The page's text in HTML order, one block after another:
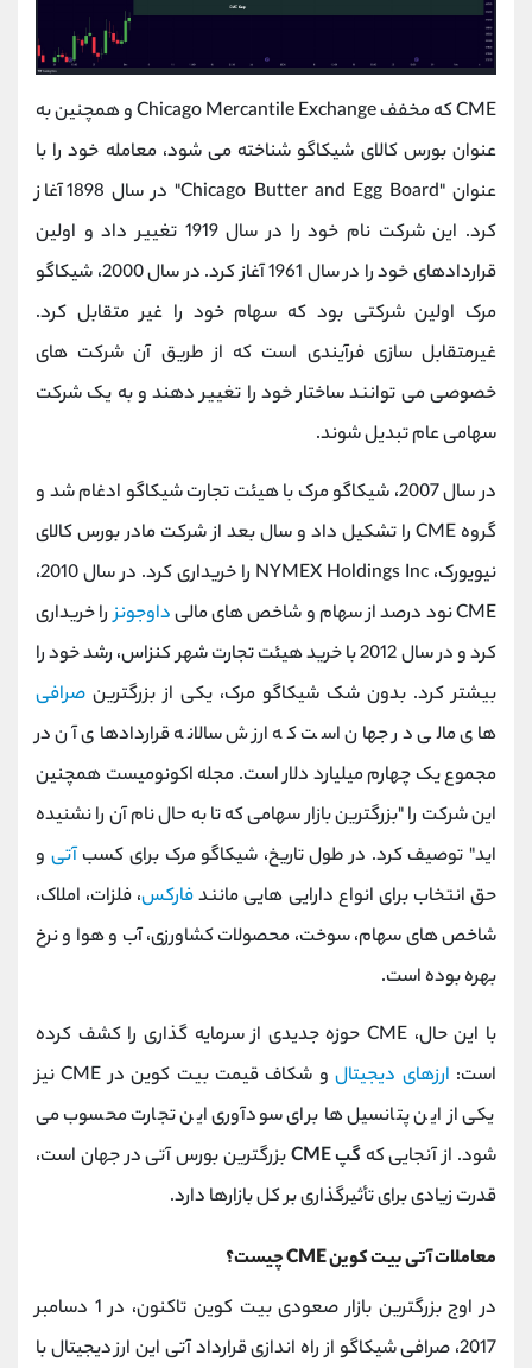
CME که مخفف Chicago Mercantile Exchange و همچنین به
عنوان بورس کالای شیکاگو شناخته می شود، معامله خود را با
عنوان "Chicago Butter and Egg Board" در سال 1898 آغاز
کرد. این شرکت نام خود را در سال 1919 تغییر داد و اولین
قراردادهای خود را در سال 1961 آغاز کرد. در سال 2000، شیکاگو
مرک اولین شرکتی بود که سهام خود را غیر متقابل کرد.
غیرمتقابل سازی فرآیندی است که از طریق آن شرکت های
خصوصی می توانند ساختار خود را تغییر دهند و به یک شرکت
سهامی عام تبدیل شوند.
در سال 2007، شیکاگو مرک با هیئت تجارت شیکاگو ادغام شد و
گروه CME را تشکیل داد و سال بعد از شرکت مادر بورس کالای
نیویورک، NYMEX Holdings Inc را خریداری کرد. در سال 2010،
CME نود درصد از سهام و شاخص های مالی
داوجونزرا خریداری
کرد و در سال 2012 با خرید هیئت تجارت شهر کنزاس، رشد خود را
بیشتر کرد. بدون شک شیکاگو مرک، یکی از بزرگترین صرافی
های مالی در جهان است که ارزش سالانه قراردادهای آن در
مجموع یک چهارم میلیارد دلار است. مجله اکونومیست همچنین
این شرکت را "بزرگترین بازار سهامی که تا به حال نام آن را نشنیده
اید" توصیف کرد. در طول تاریخ، شیکاگو مرک برای کسبآتی و
حق انتخاب برای انواع دارایی هایی مانندفارکس، فلزات، املاک،
شاخص های سهام، سوخت، محصولات کشاورزی، آب و هوا و نرخ
بهره بوده است.
با این حال، CME حوزه جدیدی از سرمایه گذاری را کشف کرده
است: ارزهای دیجیتال
و شکاف قیمت بیت کوین در CME نیز
یکی از این پتانسیل ها برای سودآوری این تجارت محسوب می
شود. از آنجایی کهگپ CME
بزرگترین بورس آتی در جهان است،
قدرت زیادی برای تأثیرگذاری بر کل بازارها دارد.
معاملات آتی بیت کوین CME چیست؟
در اوج بزرگترین بازار صعودی بیت کوین تاکنون، در 1 دسامبر
2017، صرافی شیکاگو از راه اندازی قرارداد آتی این ارز دیجیتال با